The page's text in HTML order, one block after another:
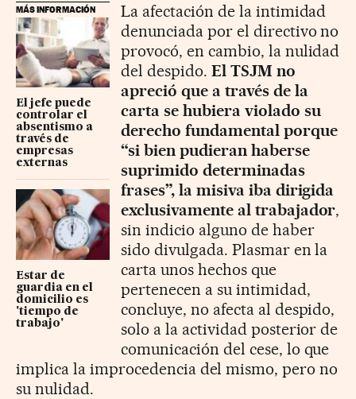
MÁS INFORMACIÓN
El jefe puede
controlar el
absentismo a
través de
empresas
externas
Estar de
guardia en el
domicilio es
'tiempo de
trabajo'
La afectación de la intimidad
denunciada por el directivo no
provocó, en cambio, la nulidad
del despido. El TSJM no
apreció que a través de la
carta se hubiera violado su
derecho fundamental porque
“si bien pudieran haberse
suprimido determinadas
frases”, la misiva iba dirigida
exclusivamente al trabajador,
sin indicio alguno de haber
sido divulgada. Plasmar en la
carta unos hechos que
pertenecen a su intimidad,
concluye, no afecta al despido,
solo a la actividad posterior de
comunicación del cese, lo que
implica la improcedencia del mismo, pero no
su nulidad.